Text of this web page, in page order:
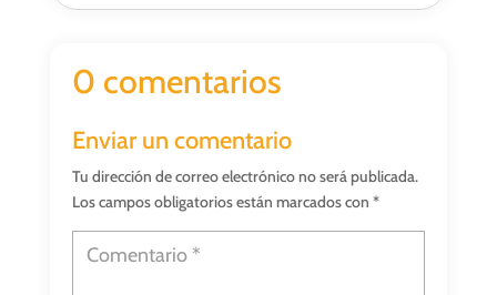
0 comentarios
Enviar un comentario
Tu dirección de correo electrónico no será publicada.
Los campos obligatorios están marcados con *